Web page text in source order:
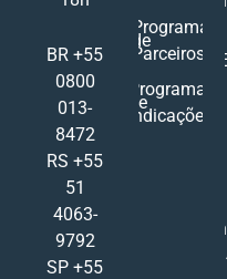
BR +55
0800
013-
8472
RS +55
51
4063-
9792
SP +55
Programa
de
Parceiros
Programa
de
Indicações